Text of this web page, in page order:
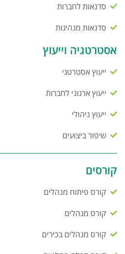
סדנאות לחברות
סדנאות מנהיגות
אסטרטגיה וייעוץ
ייעוץ אסטרטגי
ייעוץ ארגוני לחברות
ייעוץ ניהולי
שיפור ביצועים
קורסים
קורס פיתוח מנהלים
קורס מנהלים
קורס מנהלים בכירים